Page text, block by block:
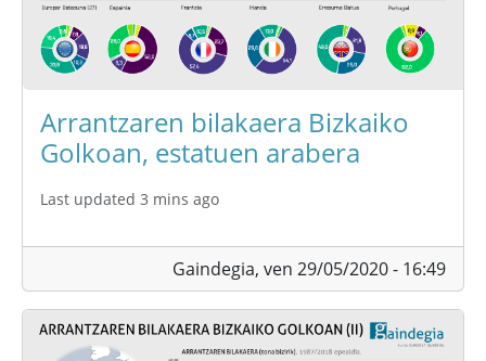
Arrantzaren bilakaera Bizkaiko
Golkoan, estatuen arabera
Last updated 3 mins ago
Gaindegia, ven 29/05/2020 - 16:49